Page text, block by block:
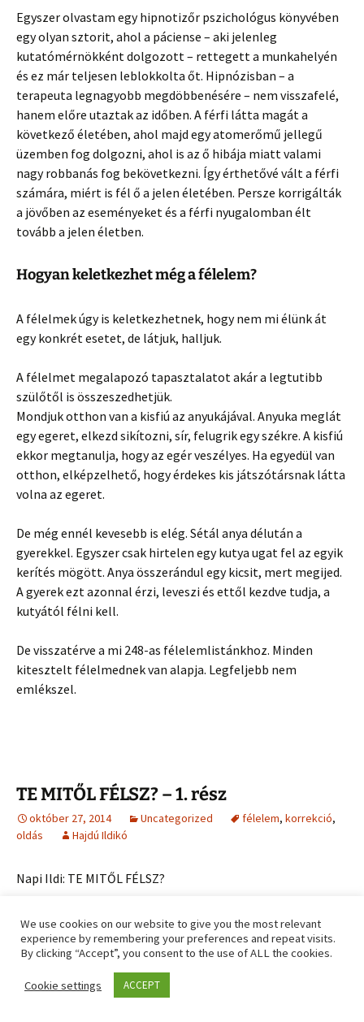
Egyszer olvastam egy hipnotizőr pszichológus könyvében
egy olyan sztorit, ahol a páciense – aki jelenleg
kutatómérnökként dolgozott – rettegett a munkahelyén
és ez már teljesen leblokkolta őt. Hipnózisban – a
terapeuta legnagyobb megdöbbenésére – nem visszafelé,
hanem előre utaztak az időben. A férfi látta magát a
következő életében, ahol majd egy atomerőmű jellegű
üzemben fog dolgozni, ahol is az ő hibája miatt valami
nagy robbanás fog bekövetkezni. Így érthetővé vált a férfi
számára, miért is fél ő a jelen életében. Persze korrigálták
a jövőben az eseményeket és a férfi nyugalomban élt
tovább a jelen életben.
Hogyan keletkezhet még a félelem?
A félelmek úgy is keletkezhetnek, hogy nem mi élünk át
egy konkrét esetet, de látjuk, halljuk.
A félelmet megalapozó tapasztalatot akár a legtutibb
szülőtől is összeszedhetjük.
Mondjuk otthon van a kisfiú az anyukájával. Anyuka meglát
egy egeret, elkezd sikítozni, sír, felugrik egy székre. A kisfiú
ekkor megtanulja, hogy az egér veszélyes. Ha egyedül van
otthon, elképzelhető, hogy érdekes kis játszótársnak látta
volna az egeret.
De még ennél kevesebb is elég. Sétál anya délután a
gyerekkel. Egyszer csak hirtelen egy kutya ugat fel az egyik
kerítés mögött. Anya összerándul egy kicsit, mert megijed.
A gyerek ezt azonnal érzi, leveszi és ettől kezdve tudja, a
kutyától félni kell.
De visszatérve a mi 248-as félelemlistánkhoz. Minden
kitesztelt félelmednek van alapja. Legfeljebb nem
emlékszel.
TE MITŐL FÉLSZ? – 1. rész
október 27, 2014 Uncategorized félelem, korrekció,
oldás
Hajdú Ildikó
Napi Ildi: TE MITŐL FÉLSZ?
Lejjebb pontosan megtudod!
Ez a félelem gátol meg abban, hogy megoldd a
problémádat. A félelem fikció, de az agy számára
We use cookies on our website to give you the most relevant
experience by remembering your preferences and repeat visits.
By clicking “Accept”, you consent to the use of ALL the cookies.
Cookie settings ACCEPT